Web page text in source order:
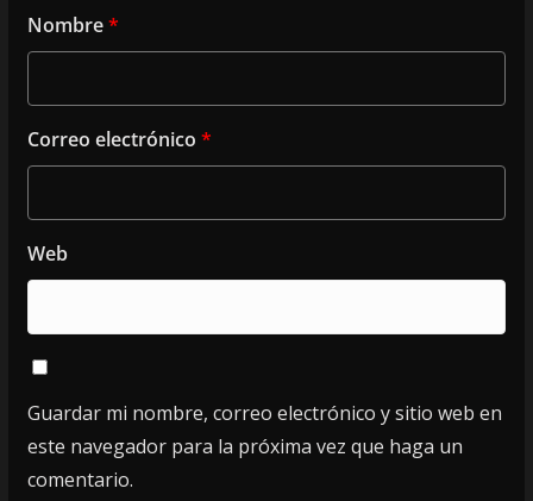
Nombre*
Correo electrónico *
Web
Guardar mi nombre, correo electrónico y sitio web en
este navegador para la próxima vez que haga un
comentario.